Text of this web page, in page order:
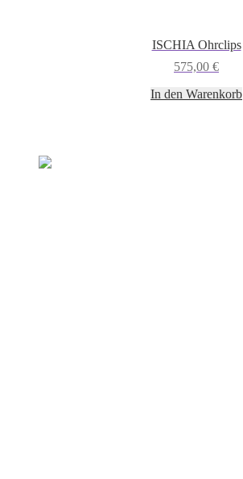
ISCHIA Ohrclips
575,00 €
In den Warenkorb